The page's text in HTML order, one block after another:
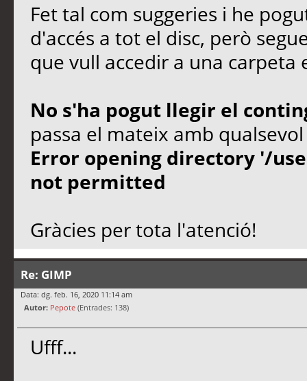
Fet tal com suggeries i he
d'accés a tot el disc, però
que vull accedir a una carpeta
No s'ha pogut llegir el
passa el mateix amb
Error opening directory '/
not permitted
Gràcies per tota l'atenció!
Re: GIMP
Data: dg. feb. 16, 2020 11:14 am
Autor: Pepote (Entrades: 138)
Ufff...